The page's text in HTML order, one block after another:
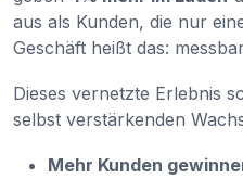
aus als Kunden, die nur
Geschäft heißt das:
Dieses vernetzte Erlebnis
selbst verstärkenden
Mehr Kunden